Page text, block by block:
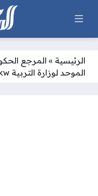
الرئيسية » المرجع
الموحد لوزارة التربية sso.moe.edu.kw